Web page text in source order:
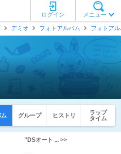
メニュー
ログイン
デミオ フォトアルバム フォトア
ム グループ ヒストリ
ラップ
タイム
"DSオート ... >>